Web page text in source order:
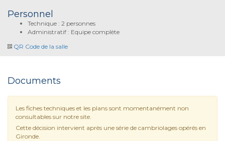
Personnel
Technique : 2 personnes
Administratif : Equipe complète
QR Code de la salle
Documents
Les fiches techniques et les plans sont momentanément non
consultables sur notre site.
Cette décision intervient après une série de cambriolages opérés en
Gironde.